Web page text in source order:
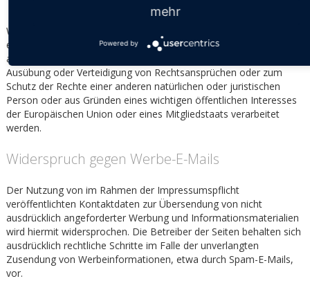
personenbezogenen Daten zu verlangen.
Wenn Sie die Verarbeitung Ihrer personenbezogenen Daten
eingeschränkt haben, dürfen diese Daten – von ihrer Speicherung
abgesehen – nur mit Ihrer Einwilligung oder zur Geltendmachung,
Ausübung oder Verteidigung von Rechtsansprüchen oder zum
Schutz der Rechte einer anderen natürlichen oder juristischen
Person oder aus Gründen eines wichtigen öffentlichen Interesses
der Europäischen Union oder eines Mitgliedstaats verarbeitet
werden.
Widerspruch gegen Werbe-E-Mails
Der Nutzung von im Rahmen der Impressumspflicht
veröffentlichten Kontaktdaten zur Übersendung von nicht
ausdrücklich angeforderter Werbung und Informationsmaterialien
wird hiermit widersprochen. Die Betreiber der Seiten behalten sich
ausdrücklich rechtliche Schritte im Falle der unverlangten
Zusendung von Werbeinformationen, etwa durch Spam-E-Mails,
vor.
mehr
Powered by